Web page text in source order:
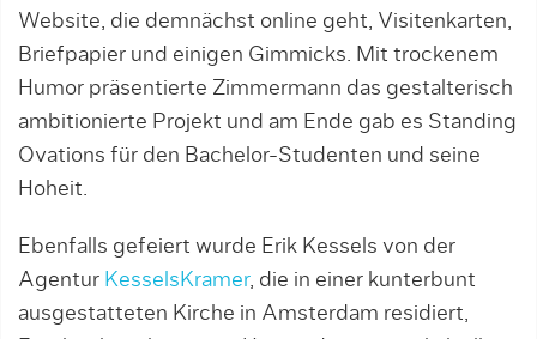
Website, die demnächst online geht, Visitenkarten,
Briefpapier und einigen Gimmicks. Mit trockenem
Humor präsentierte Zimmermann das gestalterisch
ambitionierte Projekt und am Ende gab es Standing
Ovations für den Bachelor-Studenten und seine
Hoheit.
Ebenfalls gefeiert wurde Erik Kessels von der
Agentur KesselsKramer, die in einer kunterbunt
ausgestatteten Kirche in Amsterdam residiert,